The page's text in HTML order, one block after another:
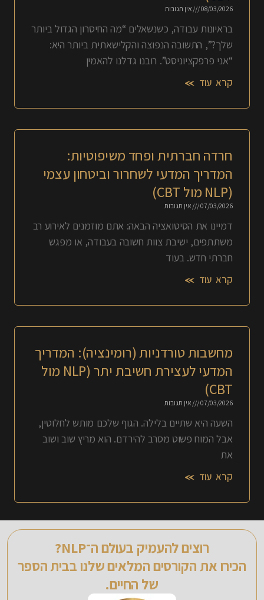
08/03/2026 אין תגובות
בראיונות עבודה, כשנשאלים “מה החיסרון הגדול ביותר
שלך?”, התשובה הנפוצה והקלישאתית ביותר היא:
“אני פרפקציוניסט”. רובנו גדלנו להאמין
קרא עוד »
חרדה חברתית ופחד משיפוטיות:
המדריך המדעי לשחרור וביטחון עצמי
(NLP מול CBT)
07/03/2026 אין תגובות
דמיינו את הסיטואציה הבאה: אתם מוזמנים לאירוע רב
משתתפים, ישיבת צוות חשובה בעבודה, או מפגש
חברתי חדש. בעוד
קרא עוד »
מחשבות טורדניות (רומינציה): המדריך
המדעי לעצירת חשיבת יתר (NLP מול
CBT)
07/03/2026 אין תגובות
השעה היא שתיים בלילה. הגוף שלכם מותש לחלוטין,
אבל המוח פשוט מסרב להירדם. הוא מריץ שוב ושוב
את
קרא עוד »
רוצים להעמיק בעולם ה־NLP?
הכירו את הקורסים המלאים שלנו בבית הספר
של החיים.